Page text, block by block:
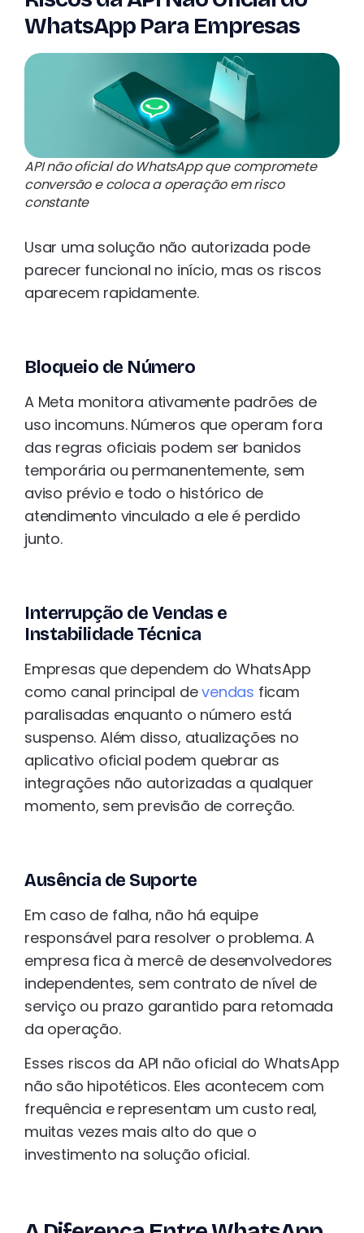
WhatsApp Para Empresas
API não oficial do WhatsApp que compromete
conversão e coloca a operação em risco
constante
Usar uma solução não autorizada pode
parecer funcional no início, mas os riscos
aparecem rapidamente.
Bloqueio de Número
A Meta monitora ativamente padrões de
uso incomuns. Números que operam fora
das regras oficiais podem ser banidos
temporária ou permanentemente, sem
aviso prévio e todo o histórico de
atendimento vinculado a ele é perdido
junto.
Interrupção de Vendas e
Instabilidade Técnica
Empresas que dependem do WhatsApp
como canal principal devendas ficam
paralisadas enquanto o número está
suspenso. Além disso, atualizações no
aplicativo oficial podem quebrar as
integrações não autorizadas a qualquer
momento, sem previsão de correção.
Ausência de Suporte
Em caso de falha, não há equipe
responsável para resolver o problema. A
empresa fica à mercê de desenvolvedores
independentes, sem contrato de nível de
serviço ou prazo garantido para retomada
da operação.
Esses riscos da API não oficial do WhatsApp
não são hipotéticos. Eles acontecem com
frequência e representam um custo real,
muitas vezes mais alto do que o
investimento na solução oficial.